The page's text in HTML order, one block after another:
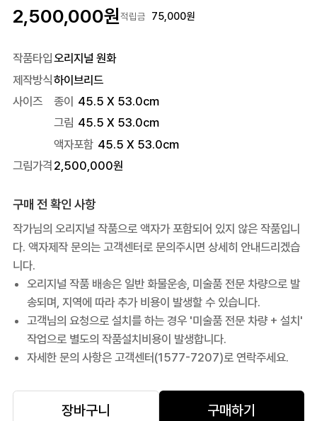
2,500,000원적립금 75,000원
작품타입오리지널 원화
제작방식하이브리드
사이즈
종이 45.5 X 53.0cm
그림 45.5 X 53.0cm
액자포함 45.5 X 53.0cm
그림가격 2,500,000원
구매 전 확인 사항
작가님의 오리지널 작품으로 액자가 포함되어 있지 않은 작품입니
다. 액자제작 문의는 고객센터로 문의주시면 상세히 안내드리겠습
니다.
오리지널 작품 배송은 일반 화물운송, 미술품 전문 차량으로 발
송되며, 지역에 따라 추가 비용이 발생할 수 있습니다.
고객님의 요청으로 설치를 하는 경우 '미술품 전문 차량 + 설치'
작업으로 별도의 작품설치비용이 발생합니다.
자세한 문의 사항은 고객센터(1577-7207)로 연락주세요.
장바구니 구매하기